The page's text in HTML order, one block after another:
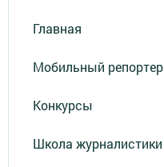
Главная
Мобильный репортер
Конкурсы
Школа журналистики